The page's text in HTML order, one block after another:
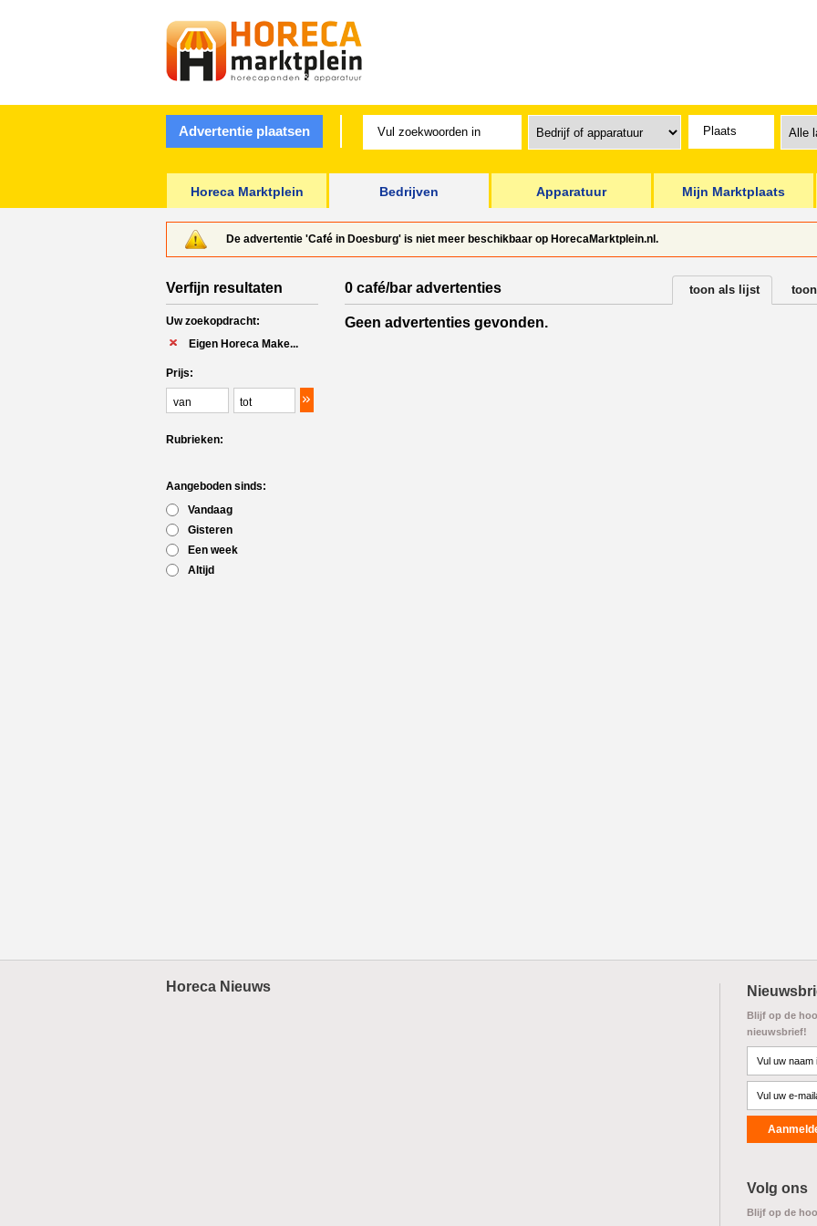
Advertentie plaatsen
Horeca Marktplein Bedrijven Apparatuur Mijn Marktplaats
De advertentie 'Café in Doesburg' is niet meer beschikbaar op HorecaMarktplein.nl.
Verfijn resultaten
Uw zoekopdracht:
Eigen Horeca Make...
Prijs:
Rubrieken:
Aangeboden sinds:
Vandaag
Gisteren
Een week
Altijd
0 café/bar advertenties toon als lijst
Geen advertenties gevonden.
Horeca Nieuws
Blijf op de
nieuwsbrief!
Volg ons
Blijf op de